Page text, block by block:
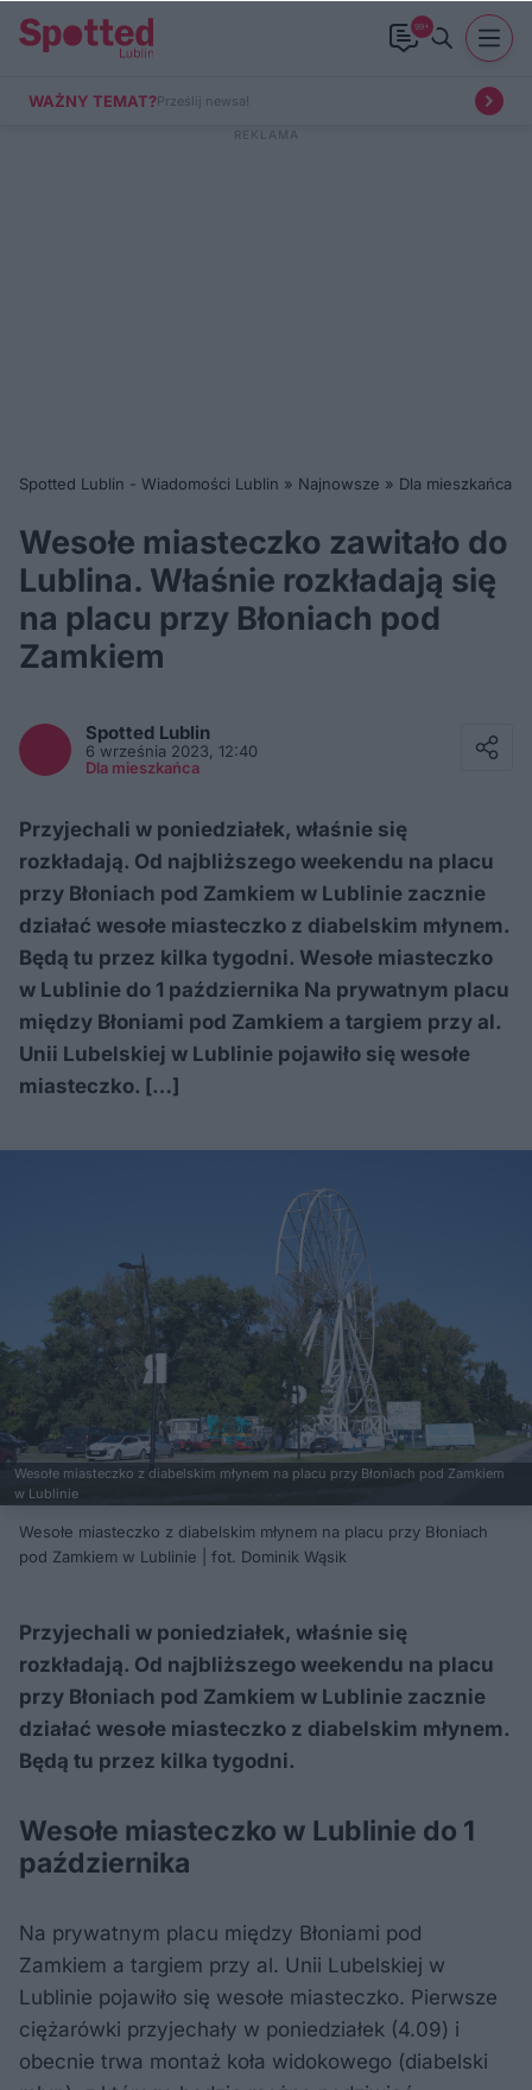
99+
WAŻNY TEMAT?Prześlij newsa!
Spotted Lublin - Wiadomości Lublin » Najnowsze » Dla mieszkańca
Wesołe miasteczko zawitało do
Lublina. Właśnie rozkładają się
na placu przy Błoniach pod
Zamkiem
Spotted Lublin
6 września 2023, 12:40
Dla mieszkańca
Przyjechali w poniedziałek, właśnie się
rozkładają. Od najbliższego weekendu na placu
przy Błoniach pod Zamkiem w Lublinie zacznie
działać wesołe miasteczko z diabelskim młynem.
Będą tu przez kilka tygodni. Wesołe miasteczko
w Lublinie do 1 października Na prywatnym placu
między Błoniami pod Zamkiem a targiem przy al.
Unii Lubelskiej w Lublinie pojawiło się wesołe
miasteczko. […]
Wesołe miasteczko z diabelskim młynem na placu przy Błoniach pod Zamkiem
w Lublinie
Wesołe miasteczko z diabelskim młynem na placu przy Błoniach
pod Zamkiem w Lublinie | fot. Dominik Wąsik
Przyjechali w poniedziałek, właśnie się
rozkładają. Od najbliższego weekendu na placu
przy Błoniach pod Zamkiem w Lublinie zacznie
działać wesołe miasteczko z diabelskim młynem.
Będą tu przez kilka tygodni.
Wesołe miasteczko w Lublinie do 1
października
Na prywatnym placu między Błoniami pod
Zamkiem a targiem przy al. Unii Lubelskiej w
Lublinie pojawiło się wesołe miasteczko. Pierwsze
ciężarówki przyjechały w poniedziałek (4.09) i
obecnie trwa montaż koła widokowego (diabelski